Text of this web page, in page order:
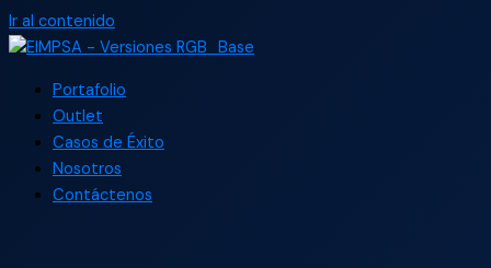
Ir al contenido
Portafolio
Outlet
Casos de Éxito
Nosotros
Contáctenos